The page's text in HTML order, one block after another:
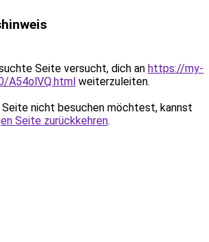
Seite versucht, dich an https://my-
A54olVQ.html weiterzuleiten.
Seite nicht besuchen möchtest, kannst
Seite zurückkehren.